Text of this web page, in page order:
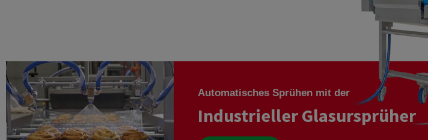
Automatisch drehende
Glasursprühmaschine
Käsekuchen
Red Velvet
Automatisches Sprühen mit der
Industrieller Glasursprüher